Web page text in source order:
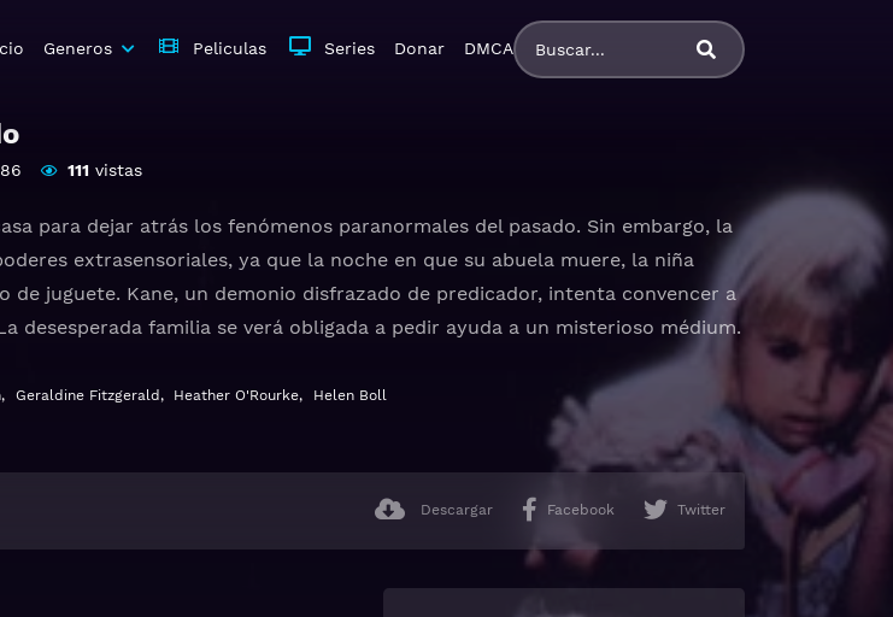
Generos Peliculas Series Donar DMCA
111vistas
para dejar atrás los fenómenos paranormales del pasado. Sin embargo, la
extrasensoriales, ya que la noche en que su abuela muere, la niña
de juguete. Kane, un demonio disfrazado de predicador, intenta convencer a
desesperada familia se verá obligada a pedir ayuda a un misterioso médium.
HD 1080p 720p | Idioma español latino, subtitulado, castellano
, Geraldine Fitzgerald , Heather O'Rourke, Helen Boll
Descargar Facebook Twitter